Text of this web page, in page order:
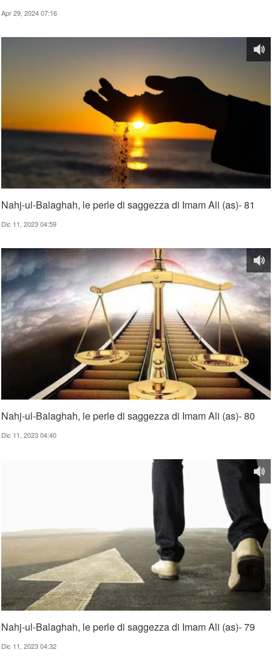
Apr 29, 2024 07:16
Nahj-ul-Balaghah, le perle di saggezza di Imam Ali (as)- 81
Dic 11, 2023 04:59
Nahj-ul-Balaghah, le perle di saggezza di Imam Ali (as)- 80
Dic 11, 2023 04:40
Nahj-ul-Balaghah, le perle di saggezza di Imam Ali (as)- 79
Dic 11, 2023 04:32